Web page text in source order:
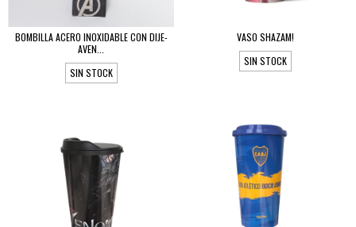
BOMBILLA ACERO INOXIDABLE CON DIJE-
AVEN...
SIN STOCK
VASO SHAZAM!
SIN STOCK